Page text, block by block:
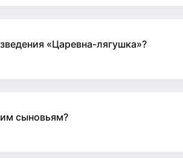
«Царевна-лягушка»?
сыновьям?